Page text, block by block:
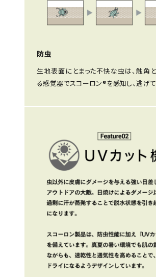
防虫
生地表面にとまった不快な虫は、触角
る感覚器でスコーロン®を感知し、逃げて